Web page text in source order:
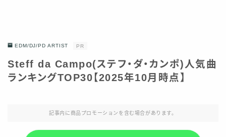
EDM/DJ/PD ARTIST PR
Steff da Campo(ステフ・ダ・カンポ)人気曲
ランキングTOP30【2025年10月時点】
記事内に商品プロモーションを含む場合があります。